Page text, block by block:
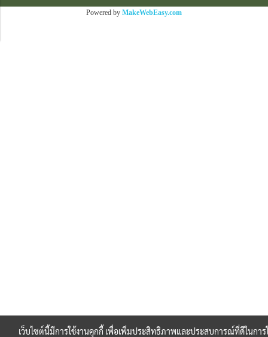
Powered by MakeWebEasy.com
เว็บไซต์นี้มีการใช้งานคุกกี้ เพื่อเพิ่มประสิทธิภาพและประสบการณ์ที่ดีในการ